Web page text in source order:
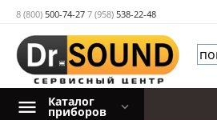
8 (800) 500-74-27 7 (958) 538-22-48
Каталог
приборов